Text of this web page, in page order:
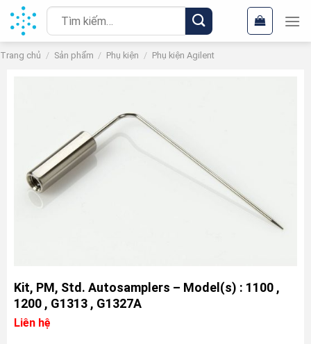
Chuyển
đến
nội
dung
Tìm
kiếm:
Trang chủ / Sản phẩm / Phụ kiện / Phụ kiện Agilent
Kit, PM, Std. Autosamplers – Model(s) : 1100 ,
1200 , G1313 , G1327A
Liên hệ